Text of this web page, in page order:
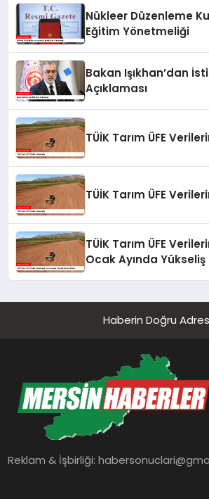
Nükleer Düzenleme
Eğitim Yönetmeliği
Bakan Işıkhan’dan
Açıklaması
TÜİK Tarım ÜFE
TÜİK Tarım ÜFE
TÜİK Tarım ÜFE
Ocak Ayında
Haberin Doğru
Reklam & İşbirliği: